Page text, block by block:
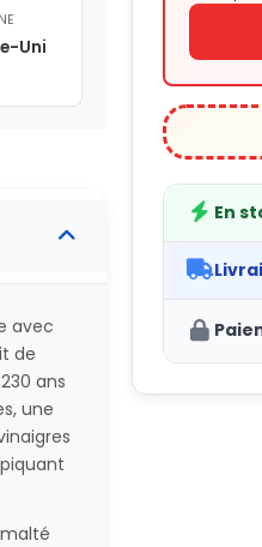
Uni
avec
de
ans
une
En